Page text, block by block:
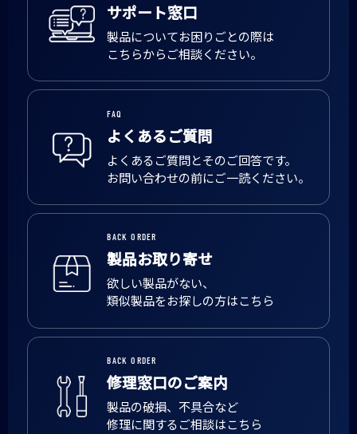
サポート窓口
製品についてお困りごとの際は
こちらからご相談ください。
FAQ
よくあるご質問
よくあるご質問とそのご回答です。
お問い合わせの前にご一読ください。
BACK ORDER
製品お取り寄せ
欲しい製品がない、
類似製品をお探しの方はこちら
BACK ORDER
修理窓口のご案内
製品の破損、不具合など
修理に関するご相談はこちら